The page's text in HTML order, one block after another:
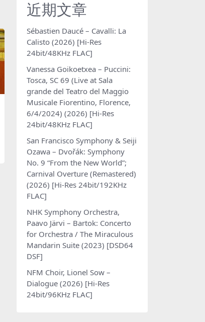
近期文章
Sébastien Daucé – Cavalli: La
Calisto (2026) [Hi-Res
24bit/48KHz FLAC]
Vanessa Goikoetxea – Puccini:
Tosca, SC 69 (Live at Sala
grande del Teatro del Maggio
Musicale Fiorentino, Florence,
6/4/2024) (2026) [Hi-Res
24bit/48KHz FLAC]
San Francisco Symphony & Seiji
Ozawa – Dvořák: Symphony
No. 9 “From the New World”;
Carnival Overture (Remastered)
(2026) [Hi-Res 24bit/192KHz
FLAC]
NHK Symphony Orchestra,
Paavo Järvi – Bartok: Concerto
for Orchestra / The Miraculous
Mandarin Suite (2023) [DSD64
DSF]
NFM Choir, Lionel Sow –
Dialogue (2026) [Hi-Res
24bit/96KHz FLAC]